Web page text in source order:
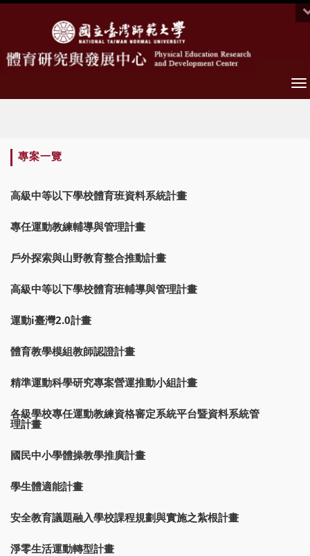
專案一覽
高級中等以下學校體育班資料系統計畫
專任運動教練輔導與管理計畫
戶外探索與山野教育整合推動計畫
高級中等以下學校體育班輔導與管理計畫
運動i臺灣2.0計畫
體育教學模組教師認證計畫
精準運動科學研究專案營運推動小組計畫
各級學校專任運動教練資格審定系統平台暨資料系統管
理計畫
國民中小學體操教學推廣計畫
學生體適能計畫
安全教育議題融入學校課程規劃與實施之紮根計畫
淨零生活運動轉型計畫